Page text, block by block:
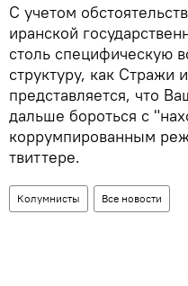
С учетом
иранской
столь специфическую
структуру, как Стражи
представляется, что
дальше бороться с
коррумпированным
твиттере.
Колумнисты Все новости